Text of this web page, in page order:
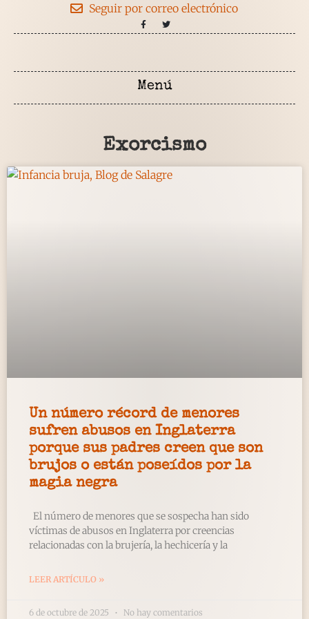
Seguir por correo electrónico
Exorcismo
Un número récord de menores
sufren abusos en Inglaterra
porque sus padres creen que son
brujos o están poseídos por la
magia negra
El número de menores que se sospecha han sido
víctimas de abusos en Inglaterra por creencias
relacionadas con la brujería, la hechicería y la
LEER ARTÍCULO »
6 de octubre de 2025 No hay comentarios